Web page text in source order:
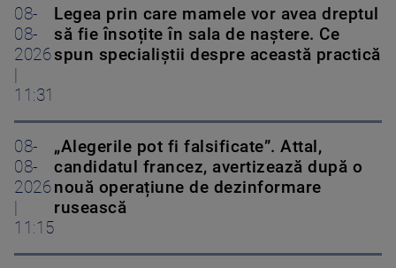
08-
08-
2026
|
11:31
Legea prin care mamele vor avea dreptul
să fie însoțite în sala de naștere. Ce
spun specialiștii despre această practică
08-
08-
2026
|
11:15
„Alegerile pot fi falsificate”. Attal,
candidatul francez, avertizează după o
nouă operațiune de dezinformare
rusească